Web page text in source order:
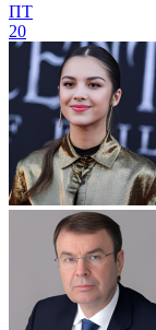
ПТ
20